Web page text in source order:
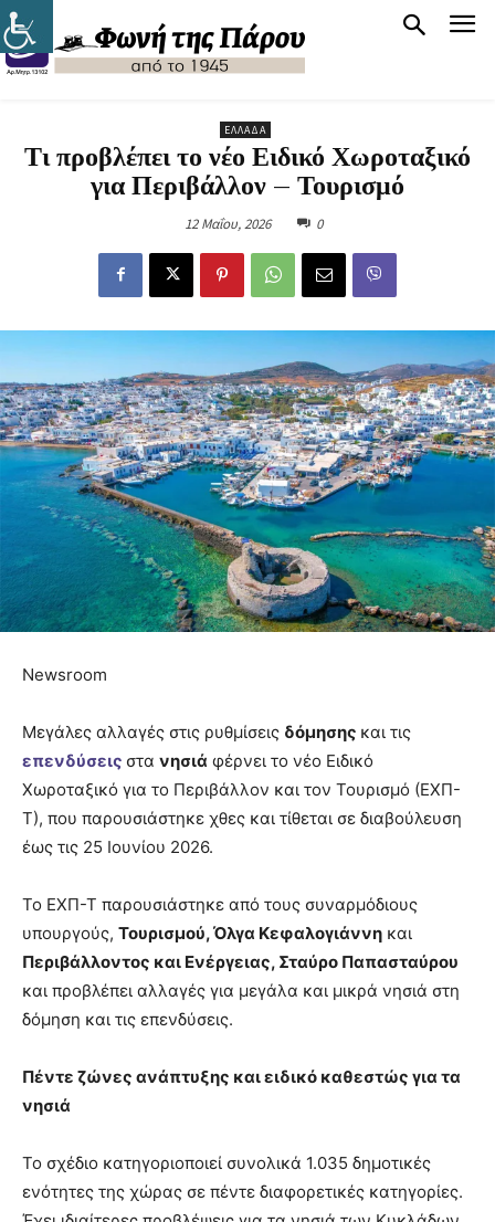
ΕΛΛΆΔΑ
Τι προβλέπει το νέο Ειδικό Χωροταξικό
για Περιβάλλον – Τουρισμό
12 Μαΐου, 2026 0
Newsroom
Μεγάλες αλλαγές στις ρυθμίσεις δόμησης και τις
επενδύσεις στα νησιά φέρνει το νέο Ειδικό
Χωροταξικό για το Περιβάλλον και τον Τουρισμό (ΕΧΠ-
Τ), που παρουσιάστηκε χθες και τίθεται σε διαβούλευση
έως τις 25 Ιουνίου 2026.
Το ΕΧΠ-Τ παρουσιάστηκε από τους συναρμόδιους
υπουργούς, Τουρισμού, Όλγα Κεφαλογιάννη και
Περιβάλλοντος και Ενέργειας, Σταύρο Παπασταύρου
και προβλέπει αλλαγές για μεγάλα και μικρά νησιά στη
δόμηση και τις επενδύσεις.
Πέντε ζώνες ανάπτυξης και ειδικό καθεστώς για τα
νησιά
Το σχέδιο κατηγοριοποιεί συνολικά 1.035 δημοτικές
ενότητες της χώρας σε πέντε διαφορετικές κατηγορίες.